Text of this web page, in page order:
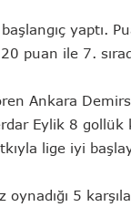
yaptı.
puan ile 7.
Ankara
Eylik 8
lige iyi
5